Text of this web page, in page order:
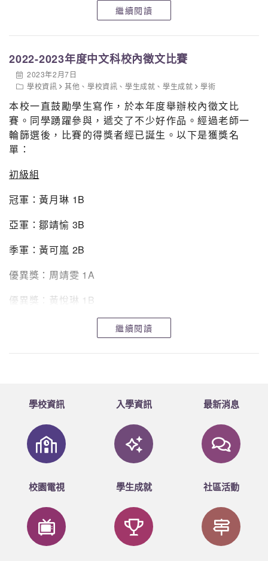
繼續閱讀
2022-2023年度中文科校內徵文比賽
2023年2月7日
學校資訊
其他 、學校資訊 、學生成就 、學生成就 學術
本校一直鼓勵學生寫作，於本年度舉辦校內徵文比
賽。同學踴躍參與，遞交了不少好作品。經過老師一
輪篩選後，比賽的得獎者經已誕生。以下是獲獎名
單：
初級組
冠軍：黃月琳 1B
亞軍：鄒靖愉 3B
季軍：黃可嵐 2B
優異獎：周靖雯 1A
優異獎：黃悅琳 1B
冠軍：方子晴 5C
季軍：鄭舒齡 4A
優異獎：王浠雨 5D
優異獎：林釔婷 4A
喜愛的作品。得獎者是：
鄒靖愉 3B
王翠滢 5A
繼續閱讀
學校資訊 入學資訊 最新消息
校園電視 學生成就 社區活動